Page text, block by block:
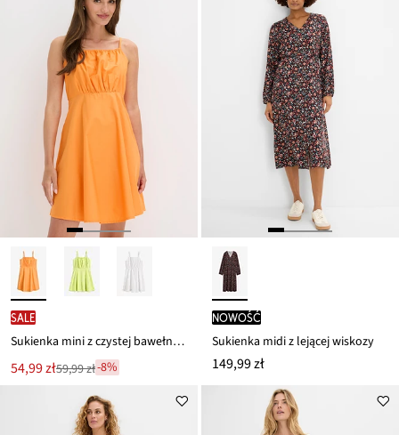
SALE
Sukienka mini z czystej bawełny organicznej
Nowa
cena
54,99 zł
Przeceniono
59,99 zł-8%
nowość
Sukienka midi z lejącej wiskozy
149,99 zł